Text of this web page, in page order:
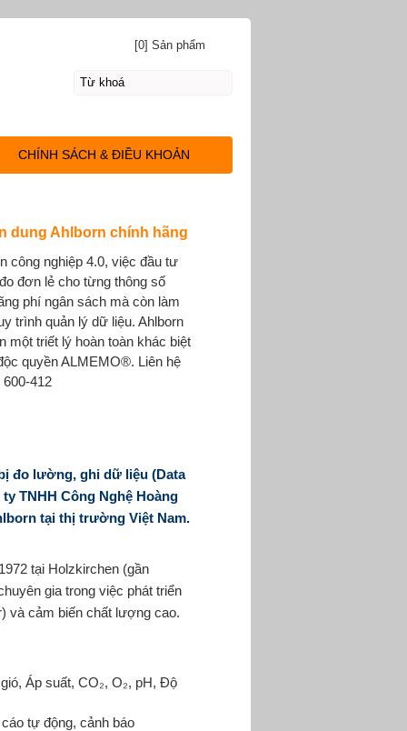
dung Ahlborn chính hãng
công nghiệp 4.0, việc đầu tư
đơn lẻ cho từng thông số
phí ngân sách mà còn làm
trình quản lý dữ liệu. Ahlborn
một triết lý hoàn toàn khác biệt
quyền ALMEMO®. Liên hệ
412
đo lường, ghi dữ liệu (Data
ty TNHH Công Nghệ Hoàng
tại thị trường Việt Nam.
tại Holzkirchen (gần
gia trong việc phát triển
và cảm biến chất lượng cao.
Áp suất, CO₂, O₂, pH, Độ
tự động, cảnh báo
[0] Sản phẩm
CHÍNH SÁCH & ĐIỀU KHOẢN